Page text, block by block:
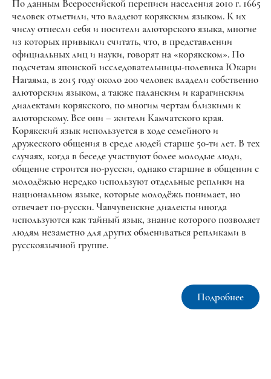
По данным Всероссийской переписи населения 2010 г. 1665
человек отметили, что владеют корякским языком. К их
числу отнесли себя и носители алюторского языка, многие
из которых привыкли считать, что, в представлении
официальных лиц и науки, говорят на «корякском». По
подсчетам японской исследовательницы-полевика Юкари
Нагаяма, в 2015 году около 200 человек владели собственно
алюторским языком, а также паланским и карагинским
диалектами корякского, по многим чертам близкими к
алюторскому. Все они – жители Камчатского края.
Корякский язык используется в ходе семейного и
дружеского общения в среде людей старше 50-ти лет. В тех
случаях, когда в беседе участвуют более молодые люди,
общение строится по-русски, однако старшие в общении с
молодёжью нередко используют отдельные реплики на
национальном языке, которые молодёжь понимает, но
отвечает по-русски. Чавчувенские диалекты иногда
используются как тайный язык, знание которого позволяет
людям незаметно для других обмениваться репликами в
русскоязычной группе.
Подробнее